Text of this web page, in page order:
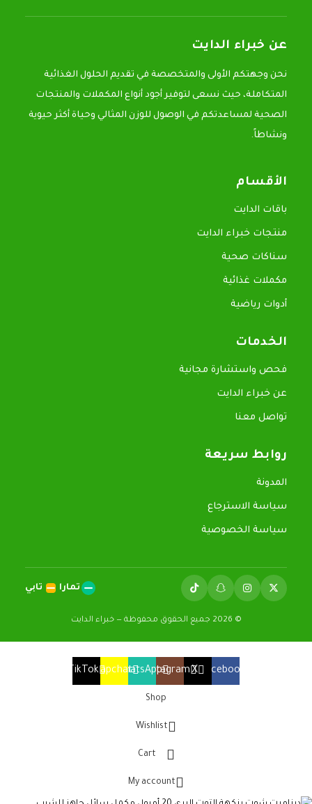
عن خبراء الدايت
نحن وجهتكم الأولى والمتخصصة في تقديم الحلول الغذائية
المتكاملة، حيث نسعى لتوفير أجود أنواع المكملات والمنتجات
الصحية لمساعدتكم في الوصول للوزن المثالي وحياة أكثر حيوية
ونشاطاً.
الأقسام
باقات الدايت
منتجات خبراء الدايت
سناكات صحية
مكملات غذائية
أدوات رياضية
الخدمات
فحص واستشارة مجانية
عن خبراء الدايت
تواصل معنا
روابط سريعة
المدونة
سياسة الاسترجاع
سياسة الخصوصية
تمارا تابي
© 2026 جميع الحقوق محفوظة — خبراء الدايت
Facebook
X
Instagram
WhatsApp
Snapchat
TikTok
Shop
Wishlist
Cart
My account